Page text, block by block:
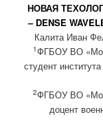
НОВАЯ
– DENSE
Калита Иван
1ФГБОУ ВО
студент
2ФГБОУ ВО
доцент